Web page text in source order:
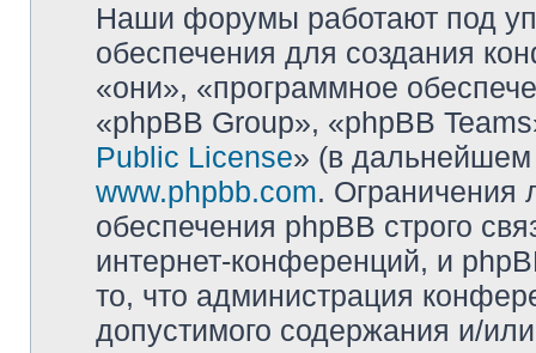
Наши форумы работают под
обеспечения для создания
«они», «программное
«phpBB Group», «phpBB
Public License» (в дальнейшем
www.phpbb.com. Ограничения
обеспечения phpBB строго
интернет-конференций, и
то, что администрация
допустимого содержания и/